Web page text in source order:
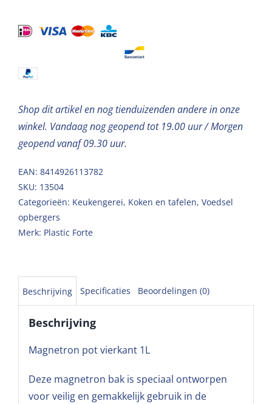
vierkant
Shop dit artikel en nog tienduizenden andere in onze
winkel. Vandaag nog geopend tot 19.00 uur / Morgen
geopend vanaf 09.30 uur.
EAN: 8414926113782
SKU: 13504
Categorieën: Keukengerei, Koken en tafelen, Voedsel
opbergers
Merk: Plastic Forte
Beschrijving Specificaties Beoordelingen (0)
Beschrijving
Magnetron pot vierkant 1L
Deze magnetron bak is speciaal ontworpen
voor veilig en gemakkelijk gebruik in de